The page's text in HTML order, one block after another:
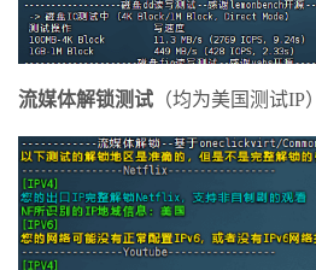
流媒体解锁测试 （均为美国测试IP）